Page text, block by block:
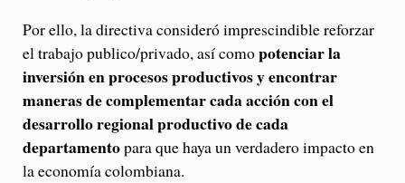
Por ello, la directiva consideró imprescindible reforzar
el trabajo publico/privado, así comopotenciar la
inversión en procesos productivos y encontrar
maneras de complementar cada acción con el
desarrollo regional productivo de cada
departamentopara que haya un verdadero impacto en
la economía colombiana.